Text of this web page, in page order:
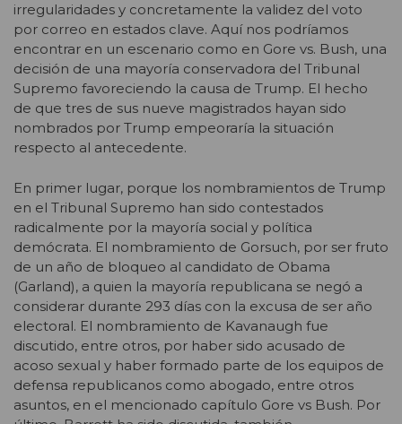
irregularidades y concretamente la validez del voto
por correo en estados clave. Aquí nos podríamos
encontrar en un escenario como en Gore vs. Bush, una
decisión de una mayoría conservadora del Tribunal
Supremo favoreciendo la causa de Trump. El hecho
de que tres de sus nueve magistrados hayan sido
nombrados por Trump empeoraría la situación
respecto al antecedente.
En primer lugar, porque los nombramientos de Trump
en el Tribunal Supremo han sido contestados
radicalmente por la mayoría social y política
demócrata. El nombramiento de Gorsuch, por ser fruto
de un año de bloqueo al candidato de Obama
(Garland), a quien la mayoría republicana se negó a
considerar durante 293 días con la excusa de ser año
electoral. El nombramiento de Kavanaugh fue
discutido, entre otros, por haber sido acusado de
acoso sexual y haber formado parte de los equipos de
defensa republicanos como abogado, entre otros
asuntos, en el mencionado capítulo Gore vs Bush. Por